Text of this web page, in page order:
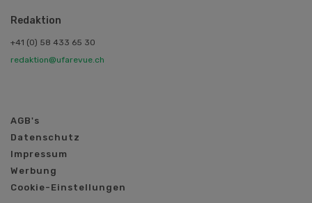
Redaktion
+41 (0) 58 433 65 30
redaktion@ufarevue.ch
AGB's
Datenschutz
Impressum
Werbung
Cookie-Einstellungen